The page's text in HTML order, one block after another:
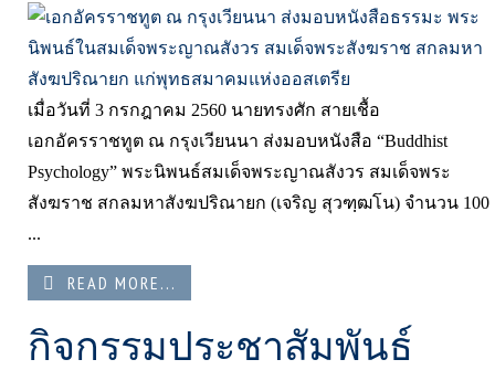
เมื่อวันที่ 3 กรกฎาคม 2560 นายทรงศัก สายเชื้อ
เอกอัครราชทูต ณ กรุงเวียนนา ส่งมอบหนังสือ “Buddhist
Psychology” พระนิพนธ์สมเด็จพระญาณสังวร สมเด็จพระ
สังฆราช สกลมหาสังฆปริณายก (เจริญ สุวฑฺฒโน) จำนวน 100
...
READ MORE...
กิจกรรมประชาสัมพันธ์